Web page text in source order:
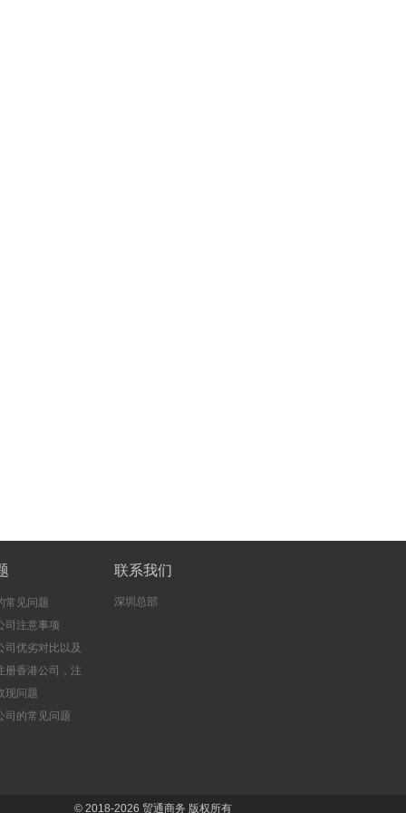
常见问题
司注意事项
司优劣对比以及
册香港公司，注
的好处
现问题
司的常见问题
联系我们
深圳总部
© 2018-2026 贸通商务 版权所有